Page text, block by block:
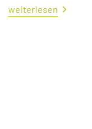
weiterlesen